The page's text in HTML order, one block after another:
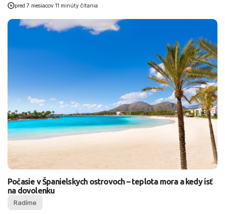
pred 7 mesiacov 11 minúty čítania
Počasie v Španielskych ostrovoch – teplota mora a kedy ísť
na dovolenku
Radíme